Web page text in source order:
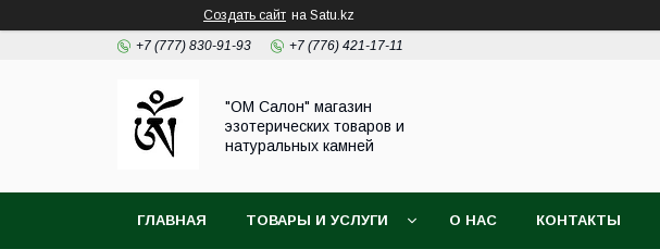
Создать сайт на Satu.kz
+7 (777) 830-91-93 +7 (776) 421-17-11
"ОМ Салон" магазин
эзотерических товаров и
натуральных камней
ГЛАВНАЯ ТОВАРЫ И УСЛУГИ О НАС КОНТАКТЫ